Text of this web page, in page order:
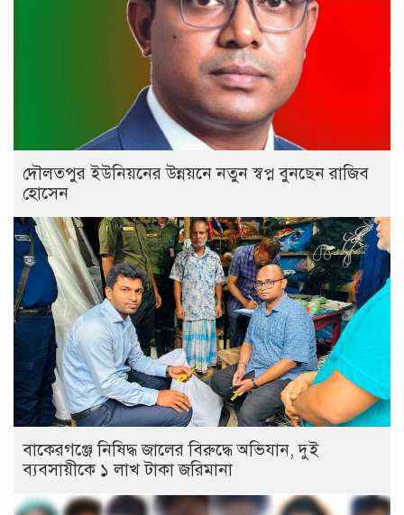
দৌলতপুর ইউনিয়নের উন্নয়নে নতুন স্বপ্ন বুনছেন রাজিব
হোসেন
বাকেরগঞ্জে নিষিদ্ধ জালের বিরুদ্ধে অভিযান, দুই
ব্যবসায়ীকে ১ লাখ টাকা জরিমানা